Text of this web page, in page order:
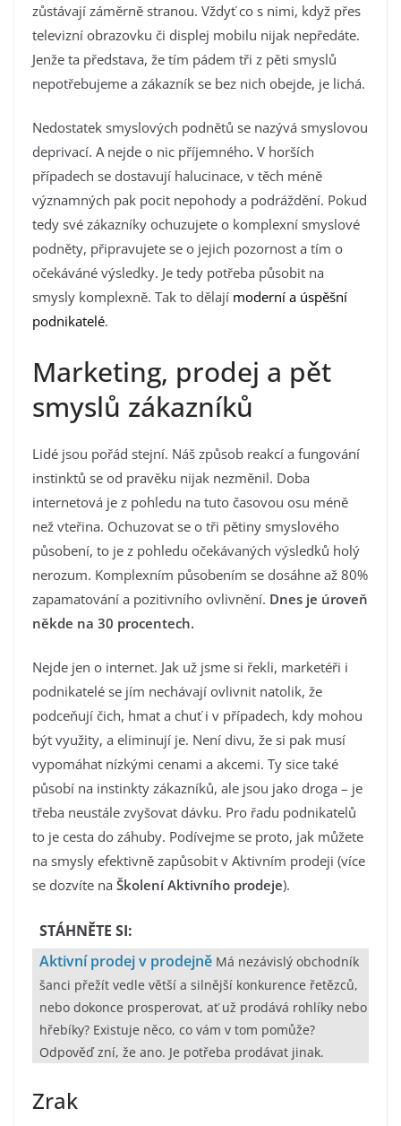
zůstávají záměrně stranou. Vždyť co s nimi, když přes
televizní obrazovku či displej mobilu nijak nepředáte.
Jenže ta představa, že tím pádem tři z pěti smyslů
nepotřebujeme a zákazník se bez nich obejde, je lichá.
Nedostatek smyslových podnětů se nazývá smyslovou
deprivací. A nejde o nic příjemného. V horších
případech se dostavují halucinace, v těch méně
významných pak pocit nepohody a podráždění. Pokud
tedy své zákazníky ochuzujete o komplexní smyslové
podněty, připravujete se o jejich pozornost a tím o
očekáváné výsledky. Je tedy potřeba působit na
smysly komplexně. Tak to dělají moderní a úspěšní
podnikatelé.
Marketing, prodej a pět
smyslů zákazníků
Lidé jsou pořád stejní. Náš způsob reakcí a fungování
instinktů se od pravěku nijak nezměnil. Doba
internetová je z pohledu na tuto časovou osu méně
než vteřina. Ochuzovat se o tři pětiny smyslového
působení, to je z pohledu očekávaných výsledků holý
nerozum. Komplexním působením se dosáhne až 80%
zapamatování a pozitivního ovlivnění. Dnes je úroveň
někde na 30 procentech.
Nejde jen o internet. Jak už jsme si řekli, marketéři i
podnikatelé se jím nechávají ovlivnit natolik, že
podceňují čich, hmat a chuť i v případech, kdy mohou
být využity, a eliminují je. Není divu, že si pak musí
vypomáhat nízkými cenami a akcemi. Ty sice také
působí na instinkty zákazníků, ale jsou jako droga – je
třeba neustále zvyšovat dávku. Pro řadu podnikatelů
to je cesta do záhuby. Podívejme se proto, jak můžete
na smysly efektivně zapůsobit v Aktivním prodeji (více
se dozvíte na Školení Aktivního prodeje).
STÁHNĚTE SI:
Aktivní prodej v prodejně Má nezávislý obchodník
šanci přežít vedle větší a silnější konkurence řetězců,
nebo dokonce prosperovat, ať už prodává rohlíky nebo
hřebíky? Existuje něco, co vám v tom pomůže?
Odpověď zní, že ano. Je potřeba prodávat jinak.
Zrak